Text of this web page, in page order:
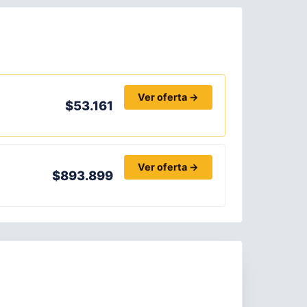
$53.161
Ver oferta →
$893.899
Ver oferta →